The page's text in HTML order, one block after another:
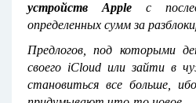
устройств Apple
с
определенных сумм за
Предлогов, под которыми
своего iCloud или зайти в
становиться все больше,